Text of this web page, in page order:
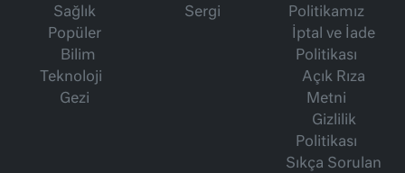
Sağlık
Popüler
Bilim
Teknoloji
Gezi
Sergi
Politikamız
İptal ve İade
Politikası
Açık Rıza
Metni
Gizlilik
Politikası
Sıkça Sorulan